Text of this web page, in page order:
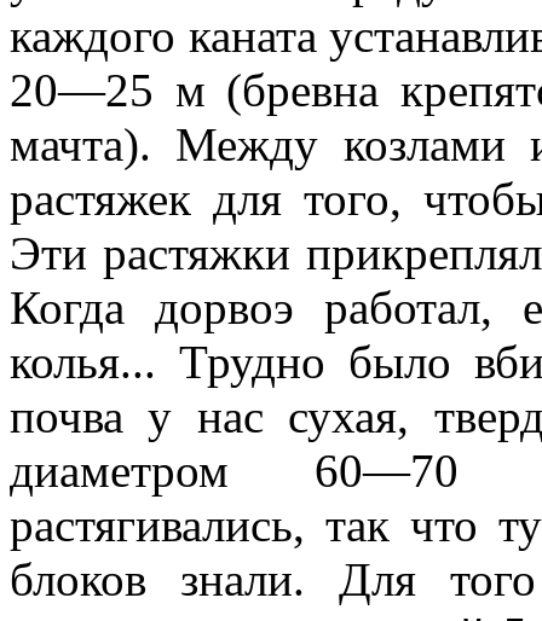
каждого каната
20—25 м (бревна
мачта). Между козла­ми
растя­жек для того,
Эти растяжки
Когда дорвоэ ра­ботал,
колья... Трудно было
почва у нас сухая,
диаметром 60—70
растягивались, так что
бло­ков знали. Для